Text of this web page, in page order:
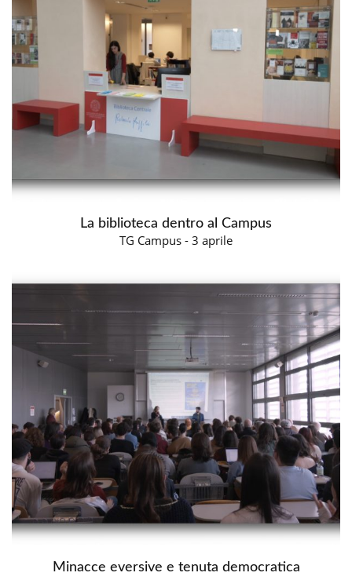
La biblioteca dentro al Campus
TG Campus - 3 aprile
Minacce eversive e tenuta democratica